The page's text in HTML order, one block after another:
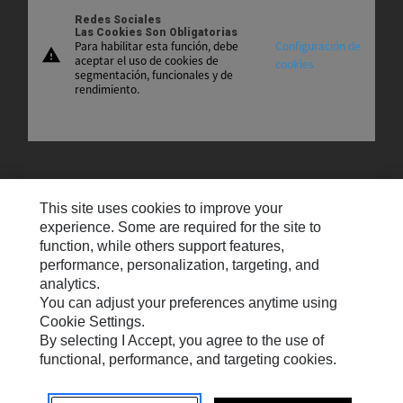
warning
Redes Sociales
Las Cookies Son Obligatorias
Para habilitar esta función, debe
aceptar el uso de cookies de
segmentación, funcionales y de
rendimiento.
Configuración de
cookies
Contáctenos
Preferencias De Correo Electrónico
Cookie Settings
Avisos Legales
Privacidad
This site uses cookies to improve your
experience. Some are required for the site to
function, while others support features,
performance, personalization, targeting, and
analytics.
You can adjust your preferences anytime using
Cookie Settings.
By selecting I Accept, you agree to the use of
functional, performance, and targeting cookies.